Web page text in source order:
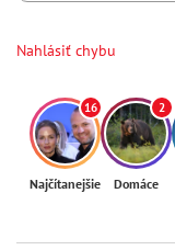
Nahlásiť chybu
16
Najčítanejšie
2
Domáce